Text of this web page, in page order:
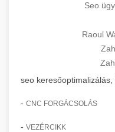
Seo
Raoul
seo
- CNC FORGÁCSOLÁS
- VEZÉRCIKK